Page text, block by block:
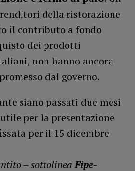
della ristorazione
il contributo a fondo
dei prodotti
non hanno ancora
dal governo.
siano passati due mesi
per la presentazione
per il 15 dicembre
– sottolineaFipe-